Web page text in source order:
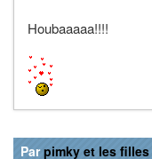
Houbaaaaa!!!!
Parpimky et les filles